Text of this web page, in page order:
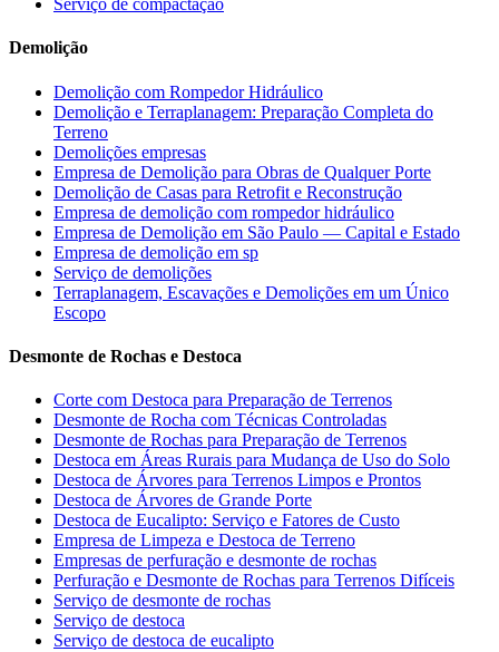
Serviço de compactação
Demolição
Demolição com Rompedor Hidráulico
Demolição e Terraplanagem: Preparação Completa do
Terreno
Demolições empresas
Empresa de Demolição para Obras de Qualquer Porte
Demolição de Casas para Retrofit e Reconstrução
Empresa de demolição com rompedor hidráulico
Empresa de Demolição em São Paulo — Capital e Estado
Empresa de demolição em sp
Serviço de demolições
Terraplanagem, Escavações e Demolições em um Único
Escopo
Desmonte de Rochas e Destoca
Corte com Destoca para Preparação de Terrenos
Desmonte de Rocha com Técnicas Controladas
Desmonte de Rochas para Preparação de Terrenos
Destoca em Áreas Rurais para Mudança de Uso do Solo
Destoca de Árvores para Terrenos Limpos e Prontos
Destoca de Árvores de Grande Porte
Destoca de Eucalipto: Serviço e Fatores de Custo
Empresa de Limpeza e Destoca de Terreno
Empresas de perfuração e desmonte de rochas
Perfuração e Desmonte de Rochas para Terrenos Difíceis
Serviço de desmonte de rochas
Serviço de destoca
Serviço de destoca de eucalipto